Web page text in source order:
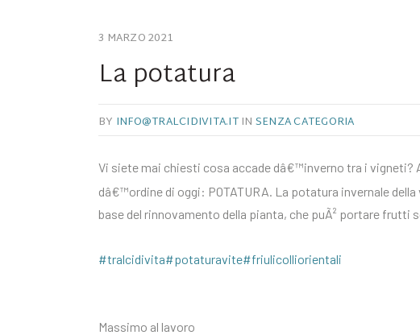
3 MARZO 2021
La potatura
BY INFO@TRALCIDIVITA.IT IN SENZA CATEGORIA
Vi siete mai chiesti cosa accade dâ€™inverno tra i vigneti?
dâ€™ordine di oggi: POTATURA. La potatura invernale
base del rinnovamento della pianta, che puÃ² portare frutti
#tralcidivita#potaturavite#friulicolliorientali
Massimo al lavoro